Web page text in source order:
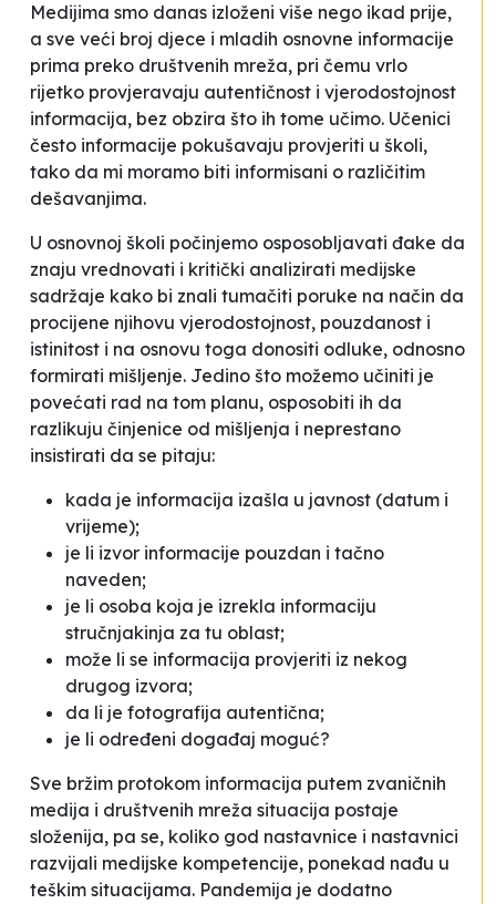
Medijima smo danas izloženi više nego ikad prije,
a sve veći broj djece i mladih osnovne informacije
prima preko društvenih mreža, pri čemu vrlo
rijetko provjeravaju autentičnost i vjerodostojnost
informacija, bez obzira što ih tome učimo. Učenici
često informacije pokušavaju provjeriti u školi,
tako da mi moramo biti informisani o različitim
dešavanjima.
U osnovnoj školi počinjemo osposobljavati đake da
znaju vrednovati i kritički analizirati medijske
sadržaje kako bi znali tumačiti poruke na način da
procijene njihovu vjerodostojnost, pouzdanost i
istinitost i na osnovu toga donositi odluke, odnosno
formirati mišljenje. Jedino što možemo učiniti je
povećati rad na tom planu, osposobiti ih da
razlikuju činjenice od mišljenja i neprestano
insistirati da se pitaju:
kada je informacija izašla u javnost (datum i
vrijeme);
je li izvor informacije pouzdan i tačno
naveden;
je li osoba koja je izrekla informaciju
stručnjakinja za tu oblast;
može li se informacija provjeriti iz nekog
drugog izvora;
da li je fotografija autentična;
je li određeni događaj moguć?
Sve bržim protokom informacija putem zvaničnih
medija i društvenih mreža situacija postaje
složenija, pa se, koliko god nastavnice i nastavnici
razvijali medijske kompetencije, ponekad nađu u
teškim situacijama. Pandemija je dodatno